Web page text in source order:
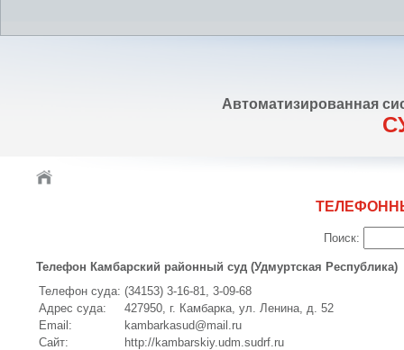
Автоматизированная
Поиск:
Телефон Камбарский районный суд (Удмуртская Республика)
Телефон суда: (34153) 3-16-81, 3-09-68
Адрес суда:
427950, г. Камбарка, ул. Ленина, д. 52
Email:
kambarkasud@mail.ru
Сайт:
http://kambarskiy.udm.sudrf.ru